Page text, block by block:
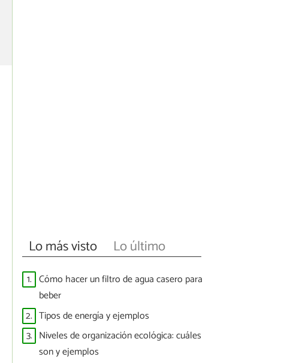
Lo más visto Lo último
1. Cómo hacer un filtro de agua casero para
beber
2. Tipos de energía y ejemplos
3. Niveles de organización ecológica: cuáles
son y ejemplos